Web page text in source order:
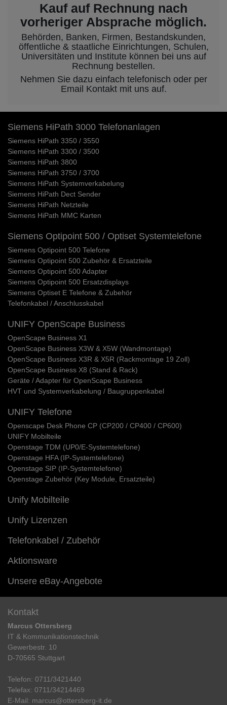
Kauf auf Rechnung nach
vorheriger Absprache möglich.
Behörden, Banken, Firmen, Bestandskunden,
öffentliche & staatliche Einrichtungen, Schulen,
Universitäten und Institute können bei uns auf
Rechnung bestellen.
Nehmen Sie dazu einfach telefonisch oder per
Email Kontakt mit uns auf.
Siemens HiPath 3000 Telefonanlagen
Siemens HiPath 3350 / 3550
Siemens HiPath 3300 / 3500
Siemens HiPath 3800
Siemens HiPath 3750 / 3700
Siemens HiPath Systemverkabelung
Siemens HiPath Dect Sender
Siemens HiPath Netzteile
Siemens HiPath MMC Karten
Siemens Optipoint 500 / Optiset Systemtelefone
Siemens Optipoint 500 Telefone
Siemens Optipoint 500 Zubehör & Ersatzteile
Siemens Optipoint 500 Adapter
Siemens Optipoint 500 Ersatzdisplays
Siemens Optiset E Telefone & Zubehör
Telefonkabel / Anschlusskabel
UNIFY OpenScape Business
OpenScape Business X1
OpenScape Business X3W & X5W (Wandmontage)
OpenScape Business X3R & X5R (Rackmontage 19 Zoll)
OpenScape Business X8 (Stand & Rack)
Geräte / Adapter für OpenScape Business
HVT und Systemverkabelung / Baugruppenkabel
UNIFY Telefone
Openscape Desk Phone CP (CP200 / CP400 / CP600)
UNIFY Mobilteile
Openstage TDM (UP0/E-Systemtelefone)
Openstage HFA (IP-Systemtelefone)
Openstage SIP (IP-Systemtelefone)
Openstage Zubehör (Key Module, Ersatzteile)
Unify Mobilteile
Unify Lizenzen
Telefonkabel / Zubehör
Aktionsware
Unsere eBay-Angebote
Kontakt
Marcus Ottersberg
IT & Kommunikationstechnik
Gewerbestr. 10
D-70565 Stuttgart
Telefon: 0711/3421440
Telefax: 0711/34214469
E-Mail: marcus@ottersberg-it.de